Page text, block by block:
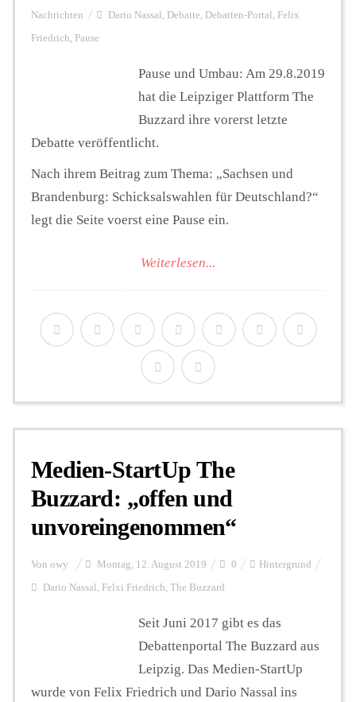
Nachrichten Dario Nassal , Debatte, Debatten-Portal , Felix
Friedrich, Pause
Pause und Umbau: Am 29.8.2019
hat die Leipziger Plattform The
Buzzard ihre vorerst letzte
Debatte veröffentlicht.
Nach ihrem Beitrag zum Thema: „Sachsen und
Brandenburg: Schicksalswahlen für Deutschland?“
legt die Seite voerst eine Pause ein.
Weiterlesen...
Medien-StartUp The
Buzzard: „offen und
unvoreingenommen“
Von owy Montag, 12. August 2019 0 Hintergrund
Dario Nassal , Felxi Friedrich, The Buzzard
Seit Juni 2017 gibt es das
Debattenportal The Buzzard aus
Leipzig. Das Medien-StartUp
wurde von Felix Friedrich und Dario Nassal ins